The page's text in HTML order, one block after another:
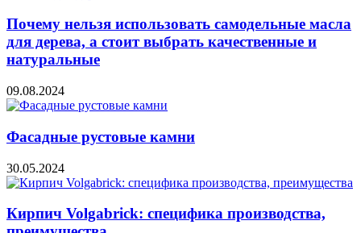
Почему нельзя использовать самодельные масла
для дерева, а стоит выбрать качественные и
натуральные
09.08.2024
Фасадные рустовые камни
30.05.2024
Кирпич Volgabrick: специфика производства,